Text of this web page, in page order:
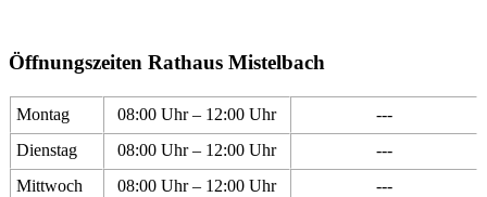
Öffnungszeiten Rathaus Mistelbach
Montag 08:00 Uhr – 12:00 Uhr
---
Dienstag
08:00 Uhr – 12:00 Uhr
---
Mittwoch
08:00 Uhr – 12:00 Uhr
---